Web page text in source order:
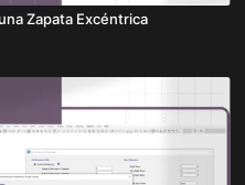
Zapata Excéntrica